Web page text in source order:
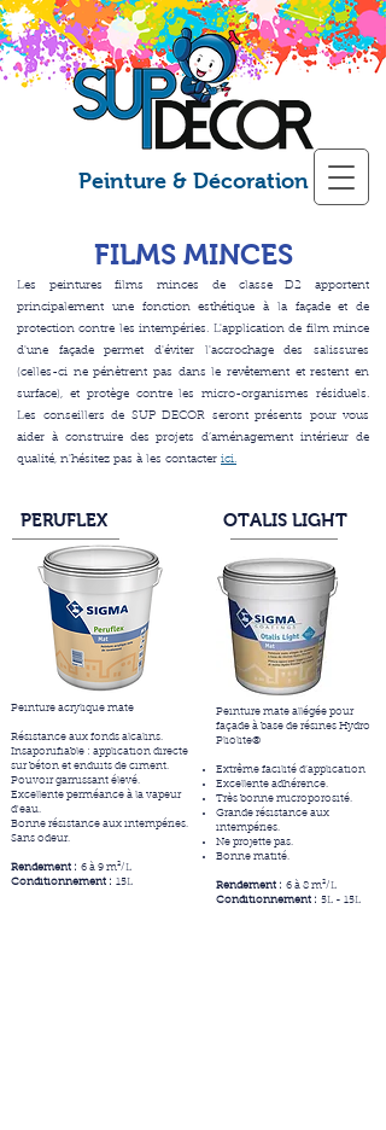
Peinture & Décoration
Les peintures films minces de classe D2 apportent
principalement une fonction esthétique à la façade et de
protection contre les intempéries. L'application de film mince
d'une façade permet d'éviter l'accrochage des salissures
(celles-ci ne pénètrent pas dans le revêtement et restent en
surface), et protège contre les micro-organismes résiduels.
Les conseillers de SUP DECOR seront présents pour vous
aider à construire des projets d’aménagement intérieur de
qualité, n'hésitez pas à les contacter ici.
PERUFLEX
Peinture acrylique mate
Résistance aux fonds alcalins.
Insaponifiable : application directe
sur béton et enduits de ciment.
Pouvoir garnissant élevé.
Excellente perméance à la vapeur
d'eau.
Bonne résistance aux intempéries.
Sans odeur.
Rendement : 6 à 9 m²/L
Conditionnement : 15L
OTALIS LIGHT
Peinture mate allégée pour
façade à base de résines Hydro
Pliolite®
Extrême facilité d’application
Excellente adhérence.
Très bonne microporosité.
Grande résistance aux
intempéries.
Ne projette pas.
Bonne matité.
Rendement : 6 à 8 m²/L
Conditionnement : 5L - 15L
FILMS MINCES